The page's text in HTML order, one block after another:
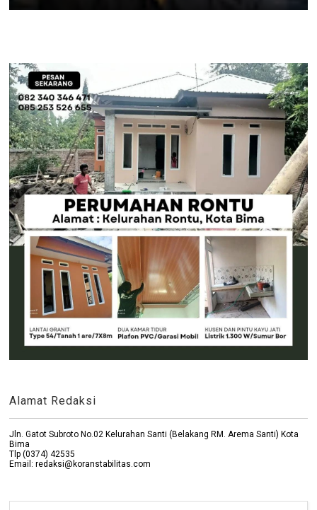
Alamat Redaksi
Jln. Gatot Subroto No.02 Kelurahan Santi (Belakang RM. Arema Santi) Kota
Bima
Tlp (0374) 42535
Email: redaksi@koranstabilitas.com